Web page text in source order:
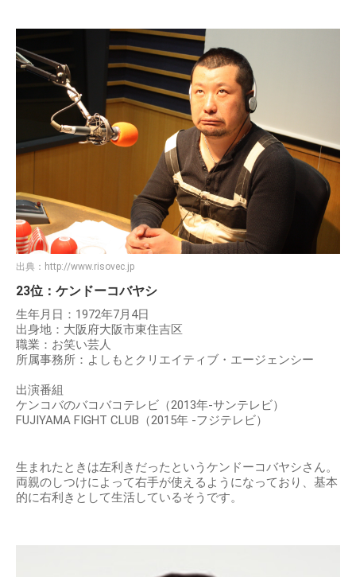
出典： http://www.risovec.jp
23位：ケンドーコバヤシ
生年月日：1972年7月4日
出身地：大阪府大阪市東住吉区
職業：お笑い芸人
所属事務所：よしもとクリエイティブ・エージェンシー
出演番組
ケンコバのバコバコテレビ（2013年-サンテレビ）
FUJIYAMA FIGHT CLUB（2015年 -フジテレビ）
生まれたときは左利きだったというケンドーコバヤシさん。
両親のしつけによって右手が使えるようになっており、基本
的に右利きとして生活しているそうです。